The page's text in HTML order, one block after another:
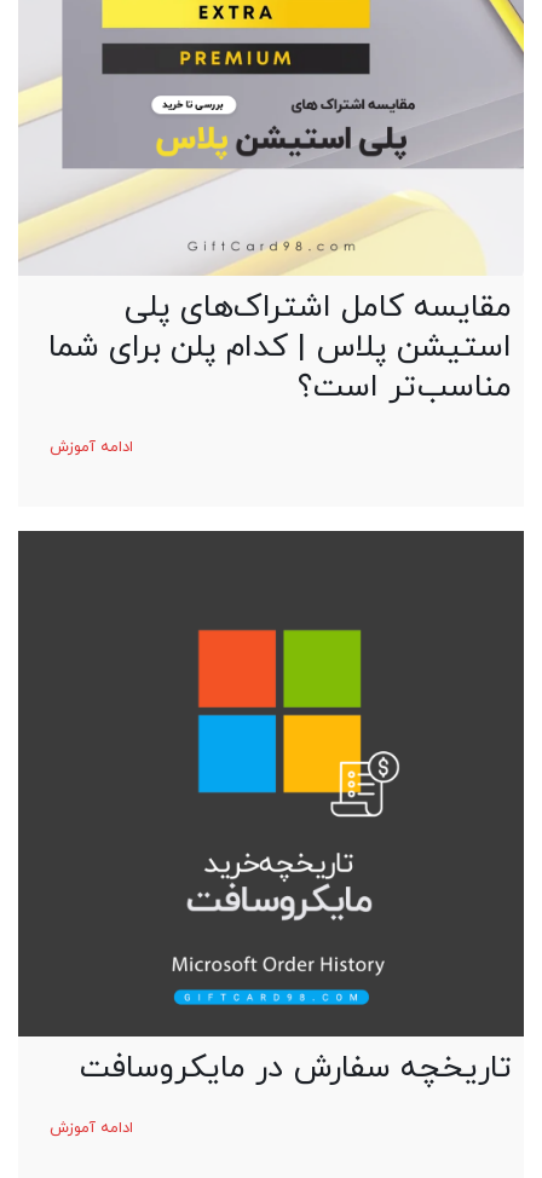
مقایسه کامل اشتراک‌های پلی
استیشن پلاس | کدام پلن برای شما
مناسب‌تر است؟
ادامه آموزش
تاریخچه سفارش در مایکروسافت
ادامه آموزش